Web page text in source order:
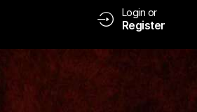
Login or
Register